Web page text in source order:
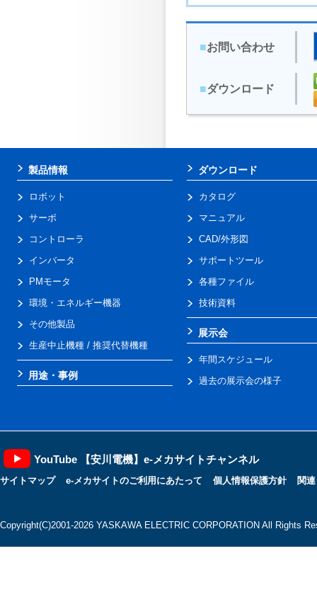
■お問い合わせ
■ダウンロード
製品情報
ロボット
サーボ
コントローラ
インバータ
PMモータ
環境・エネルギー機器
その他製品
生産中止機種 / 推奨代替機種
用途・事例
ダウンロード
カタログ
マニュアル
CAD/外形図
サポートツール
各種ファイル
技術資料
展示会
年間スケジュール
過去の展示会の様子
YouTube 【安川電機】e-メカサイトチャンネル
サイトマップ e-メカサイトのご利用にあたって 個人情報保護方針 関
Copyright(C)2001‐2026 YASKAWA ELECTRIC CORPORATION All Rights